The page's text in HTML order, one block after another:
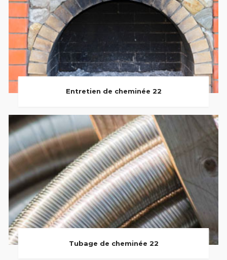
Entretien de cheminée 22
Tubage de cheminée 22